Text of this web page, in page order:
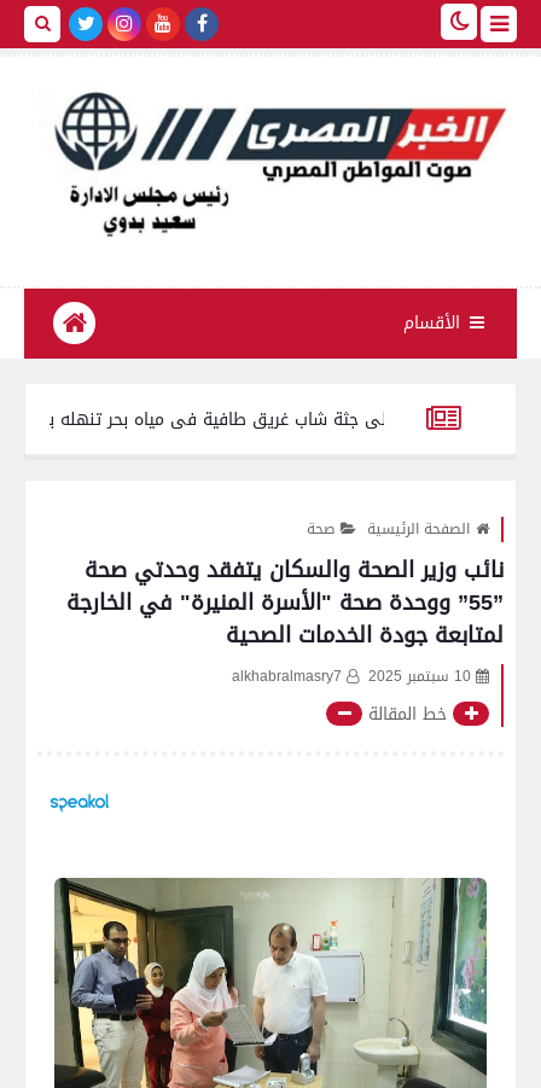
الأقسام
العثور على جثة شاب غريق طافية فى مياه بحر تنهله بمدينة الفيوم
الصفحة الرئيسية صحة
نائب وزير الصحة والسكان يتفقد وحدتي صحة
”55” ووحدة صحة "الأسرة المنيرة" في الخارجة
لمتابعة جودة الخدمات الصحية
10 سبتمبر 2025 alkhabralmasry7
خط المقالة